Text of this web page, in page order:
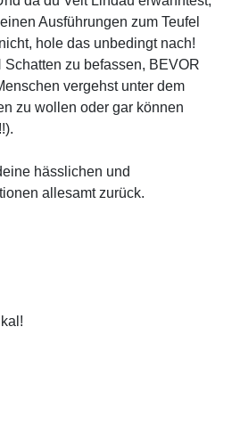
Ausführungen zum Teufel
hole das unbedingt nach!
zu befassen, BEVOR
vergehst unter dem
zu wollen oder gar können
hässlichen und
allesamt zurück.